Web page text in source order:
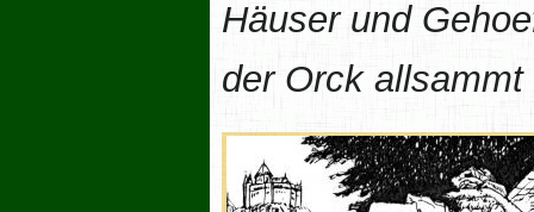
Häuser und
der Orck allsammt